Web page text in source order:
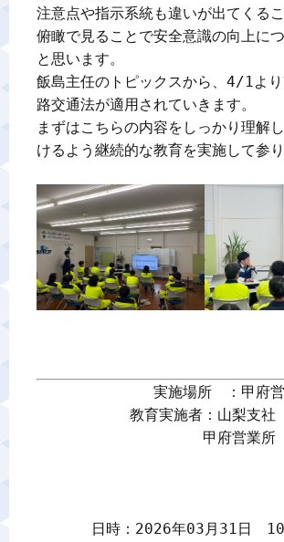
注意点や指示系統も違いが出てくる
俯瞰で見ることで安全意識の向上に
と思います。
飯島主任のトピックスから、4/1よ
路交通法が適用されていきます。
まずはこちらの内容をしっかり理解
けるよう継続的な教育を実施して参り
実施場所　：甲府
教育実施者：山梨支社
甲府営業所
日時：2026年03月31日　